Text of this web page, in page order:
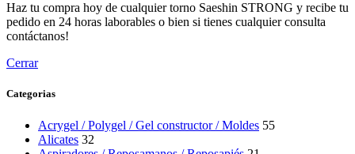
Haz tu compra hoy de cualquier torno Saeshin STRONG y recibe tu
pedido en 24 horas laborables o bien si tienes cualquier consulta
contáctanos!
Cerrar
Categorias
Acrygel / Polygel / Gel constructor / Moldes 55
Alicates 32